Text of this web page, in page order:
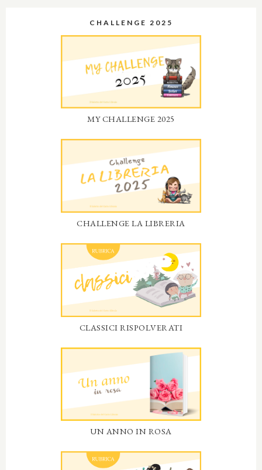
CHALLENGE 2025
MY CHALLENGE 2025
CHALLENGE LA LIBRERIA
CLASSICI RISPOLVERATI
UN ANNO IN ROSA